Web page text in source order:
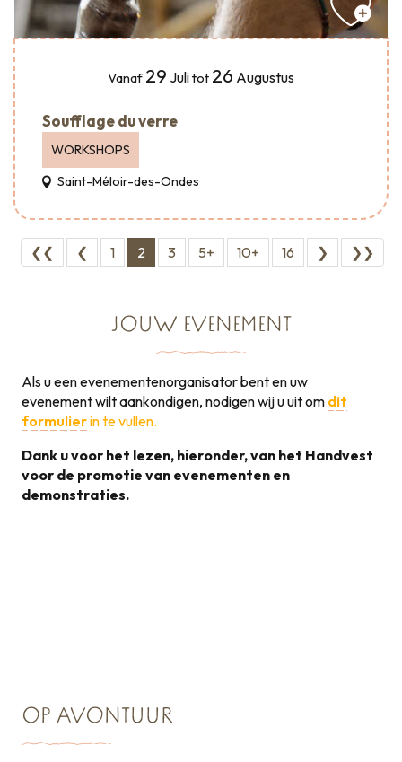
Vanaf 29 Julitot 26 Augustus
Soufflage du verre
WORKSHOPS
Saint-Méloir-des-Ondes
❮❮ ❮ 1 2 3 5+ 10+ 16 ❯ ❯❯
JOUW EVENEMENT
Als u een evenementenorganisator bent en uw
evenement wilt aankondigen, nodigen wij u uit om dit
formulierin te vullen.
Dank u voor het lezen, hieronder, van het Handvest
voor de promotie van evenementen en
demonstraties.
OP AVONTUUR